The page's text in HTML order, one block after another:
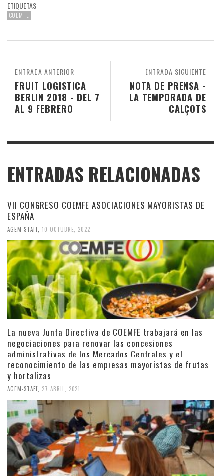
ETIQUETAS:
COEMFE
ENTRADA SIGUIENTE
NOTA DE PRENSA -
LA TEMPORADA DE
CALÇOTS
ENTRADA ANTERIOR
FRUIT LOGISTICA
BERLIN 2018 - DEL 7
AL 9 FEBRERO
ENTRADAS RELACIONADAS
VII CONGRESO COEMFE ASOCIACIONES MAYORISTAS DE
ESPAÑA
AGEM-STAFF 10 OCTUBRE, 2022
La nueva Junta Directiva de COEMFE trabajará en las
negociaciones para renovar las concesiones
administrativas de los Mercados Centrales y el
reconocimiento de las empresas mayoristas de frutas
y hortalizas
AGEM-STAFF 27 ABRIL, 2021